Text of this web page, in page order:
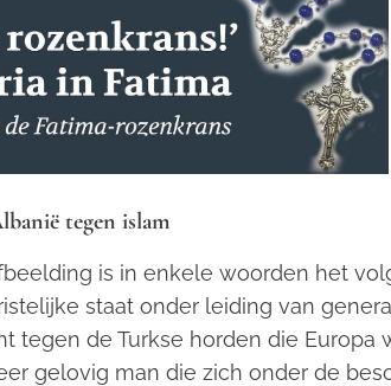
tegen islam
is in enkele woorden het
staat onder leiding van
tegen de Turkse horden die Europa
gelovig man die zich onder de